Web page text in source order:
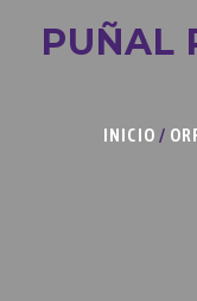
PUÑAL
INICIO /